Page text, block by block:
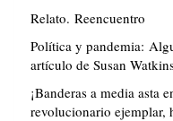
Relato. Reencuentro
Política y pandemia:
artículo de Susan
¡Banderas a media asta
revolucionario ejemplar,